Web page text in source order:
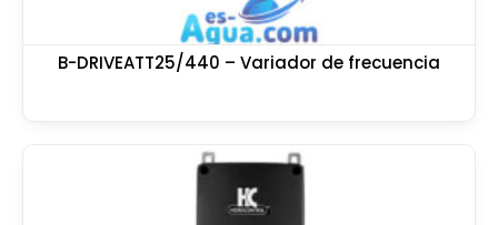
B-DRIVEATT25/440 – Variador de frecuencia